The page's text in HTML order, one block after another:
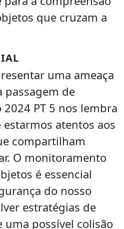
que cruzam a
uma ameaça
passagem de
PT 5 nos lembra
atentos aos
compartilham
O monitoramento
é essencial
do nosso
estratégias de
uma possível colisão